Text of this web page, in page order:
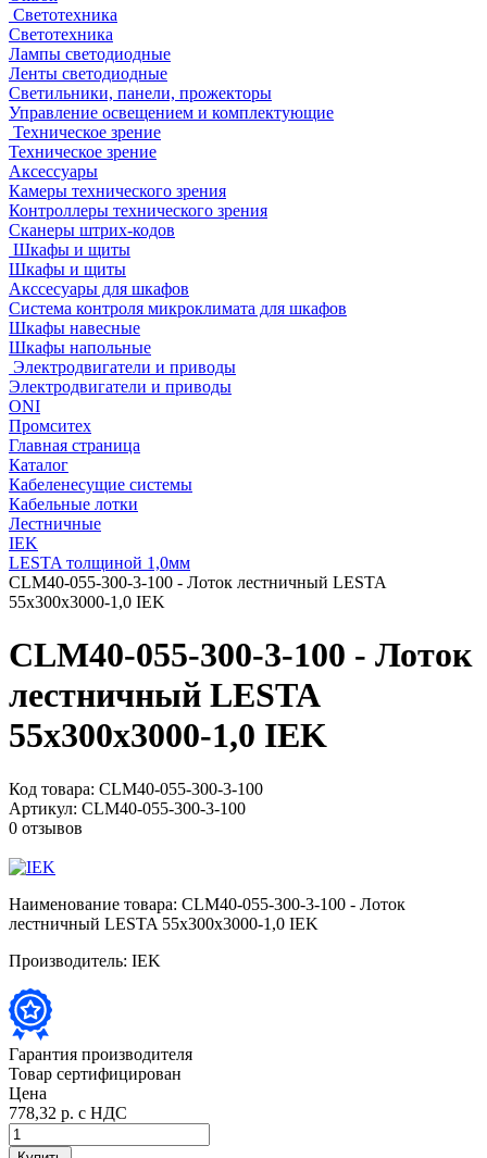
Светотехника
Светотехника
Лампы светодиодные
Ленты светодиодные
Светильники, панели, прожекторы
Управление освещением и комплектующие
Техническое зрение
Техническое зрение
Аксессуары
Камеры технического зрения
Контроллеры технического зрения
Сканеры штрих-кодов
Шкафы и щиты
Шкафы и щиты
Акссесуары для шкафов
Система контроля микроклимата для шкафов
Шкафы навесные
Шкафы напольные
Электродвигатели и приводы
Электродвигатели и приводы
ONI
Промситех
Главная страница
Каталог
Кабеленесущие системы
Кабельные лотки
Лестничные
IEK
LESTA толщиной 1,0мм
CLM40-055-300-3-100 - Лоток лестничный LESTA
55х300х3000-1,0 IEK
CLM40-055-300-3-100 - Лоток
лестничный LESTA
55х300х3000-1,0 IEK
Код товара: CLM40-055-300-3-100
Артикул: CLM40-055-300-3-100
0 отзывов
Наименование товара: CLM40-055-300-3-100 - Лоток
лестничный LESTA 55х300х3000-1,0 IEK
Производитель: IEK
Гарантия производителя
Товар сертифицирован
Цена
778,32 р. с НДС